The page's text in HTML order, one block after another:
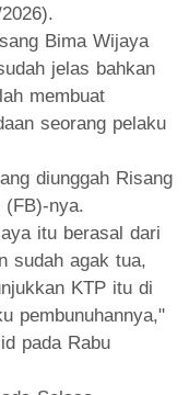
Bima Wijaya
jelas bahkan
membuat
seorang pelaku
diunggah Risang
(FB)-nya.
itu berasal dari
sudah agak tua,
KTP itu di
pembunuhannya,"
pada Rabu